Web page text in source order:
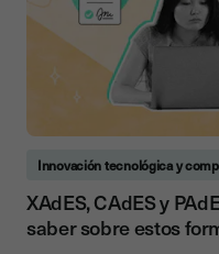
Innovación tecnológica y
XAdES, CAdES y
saber sobre estos